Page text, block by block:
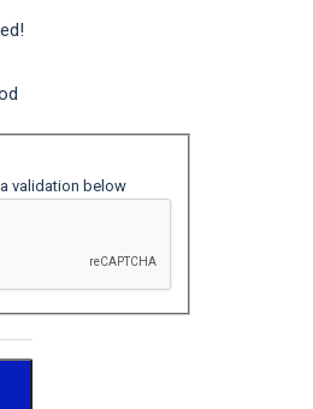
validation below